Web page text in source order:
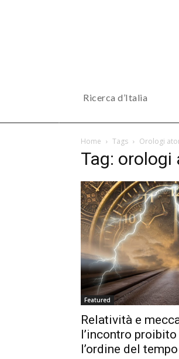
Ricerca d’Italia
Home Tags Orologi
Tag: orologi
Featured
Relatività e
l’incontro
l’ordine del tempo